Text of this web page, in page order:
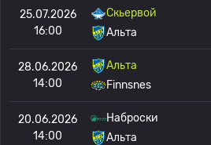
25.07.2026
16:00
Скьервой
Альта
28.06.2026
14:00
Альта
Finnsnes
20.06.2026
14:00
Наброски
Альта